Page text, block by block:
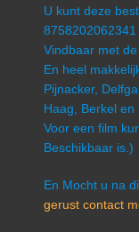
U kunt deze
8758202062341
Vindbaar met
En heel
Pijnacker,
Haag, Berkel en
Voor een film
Beschikbaar is.)
En Mocht u na
gerust contact